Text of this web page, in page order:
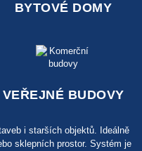
BYTOVÉ DOMY
VEŘEJNÉ BUDOVY
i starších objektů. Ideálně
sklepních prostor. Systém je